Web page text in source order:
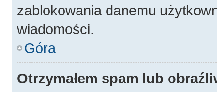
zablokowania danemu
wiadomości.
Góra
Otrzymałem spam lub